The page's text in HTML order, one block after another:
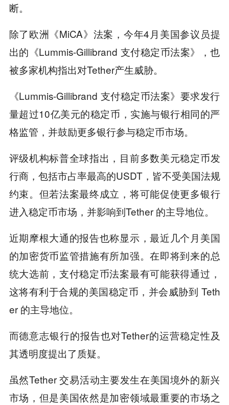
断。
除了欧洲《MiCA》法案，今年4月美国参议员提
出的《Lummis-Gillibrand 支付稳定币法案》，也
被多家机构指出对Tether产生威胁。
《Lummis-Gillibrand 支付稳定币法案》要求发行
量超过10亿美元的稳定币，实施与银行相同的严
格监管，并鼓励更多银行参与稳定币市场。
评级机构标普全球指出，目前多数美元稳定币发
行商，包括市占率最高的USDT，皆不受美国法规
约束。但若法案最终成立，将可能促使更多银行
进入稳定币市场，并影响到Tether 的主导地位。
近期摩根大通的报告也称显示，最近几个月美国
的加密货币监管措施有所加强。在即将到来的总
统大选前，支付稳定币法案最有可能获得通过，
这将有利于合规的美国稳定币，并会威胁到 Teth
er 的主导地位。
而德意志银行的报告也对Tether的运营稳定性及
其透明度提出了质疑。
虽然Tether 交易活动主要发生在美国境外的新兴
市场，但是美国依然是加密领域最重要的市场之